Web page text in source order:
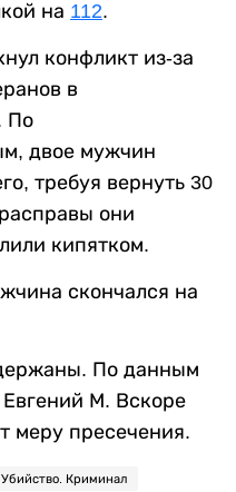
на 112.
конфликт из-за
в
По
двое мужчин
требуя вернуть 30
они
кипятком.
скончался на
По данным
Евгений М. Вскоре
меру пресечения.
Убийство. Криминал